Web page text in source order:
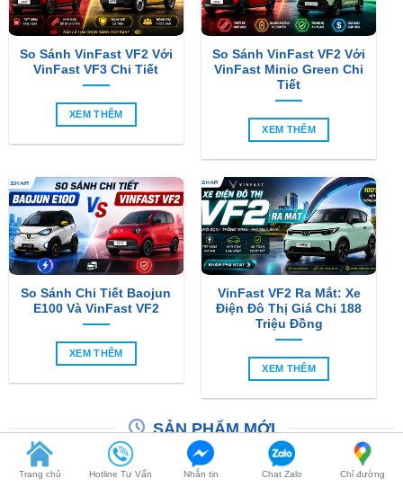
So Sánh VinFast VF2 Với
VinFast VF3 Chi Tiết
XEM THÊM
So Sánh VinFast VF2 Với
VinFast Minio Green Chi
Tiết
XEM THÊM
So Sánh Chi Tiết Baojun
E100 Và VinFast VF2
XEM THÊM
VinFast VF2 Ra Mắt: Xe
Điện Đô Thị Giá Chỉ 188
Triệu Đồng
XEM THÊM
SẢN PHẨM MỚI
Trang chủ Hotline Tư Vấn Nhắn tin Chat Zalo Chỉ đường